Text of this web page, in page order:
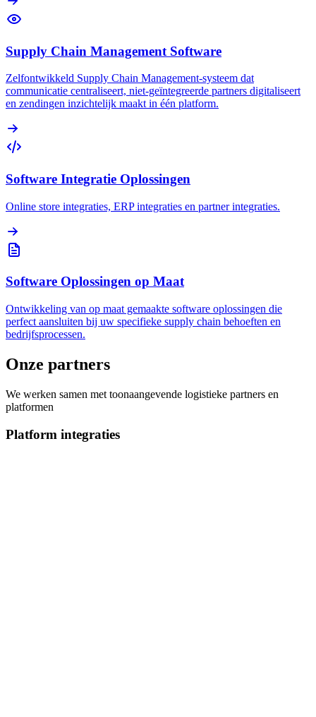
Supply Chain Management Software
Zelfontwikkeld Supply Chain Management-systeem dat
communicatie centraliseert, niet-geïntegreerde partners digitaliseert
en zendingen inzichtelijk maakt in één platform.
Software Integratie Oplossingen
Online store integraties, ERP integraties en partner integraties.
Software Oplossingen op Maat
Ontwikkeling van op maat gemaakte software oplossingen die
perfect aansluiten bij uw specifieke supply chain behoeften en
bedrijfsprocessen.
Onze partners
We werken samen met toonaangevende logistieke partners en
platformen
Platform integraties